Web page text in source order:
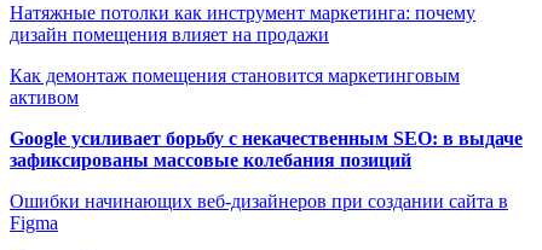
Натяжные потолки как инструмент маркетинга: почему
дизайн помещения влияет на продажи
Как демонтаж помещения становится маркетинговым
активом
Google усиливает борьбу с некачественным SEO: в выдаче
зафиксированы массовые колебания позиций
Ошибки начинающих веб-дизайнеров при создании сайта в
Figma